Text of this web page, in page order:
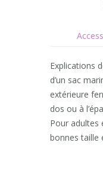
Explications
d’un sac
extérieure
dos ou à
Pour adultes
bonnes taille